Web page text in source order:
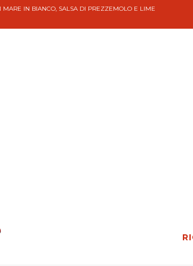
MARE IN BIANCO, SALSA DI PREZZEMOLO E LIME